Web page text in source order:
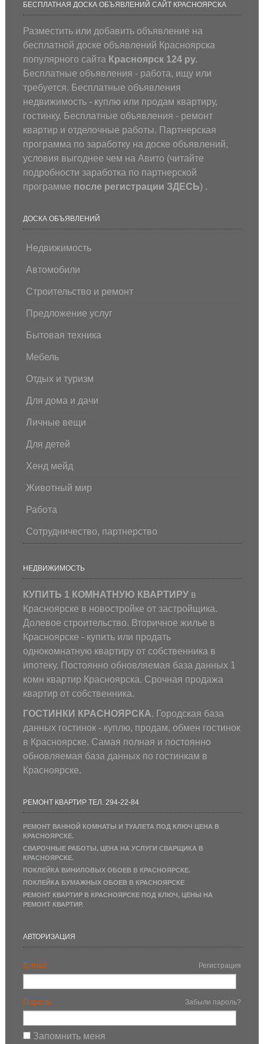
БЕСПЛАТНАЯ ДОСКА ОБЪЯВЛЕНИЙ САЙТ КРАСНОЯРСКА
Разместить или добавить объявление на
бесплатной доске объявлений Красноярска
популярного сайта Красноярск 124 ру.
Бесплатные объявления - работа, ищу или
требуется. Бесплатные объявления
недвижимость - куплю или продам квартиру,
гостинку. Бесплатные объявления - ремонт
квартир и отделочные работы. Партнерская
программа по заработку на доске объявлений,
условия выгоднее чем на Авито (читайте
подробности заработка по партнерской
программе после регистрации ЗДЕСЬ) .
ДОСКА ОБЪЯВЛЕНИЙ
Недвижимость
Автомобили
Строительство и ремонт
Предложение услуг
Бытовая техника
Мебель
Отдых и туризм
Для дома и дачи
Личные вещи
Для детей
Хенд мейд
Животный мир
Работа
Сотрудничество, партнерство
НЕДВИЖИМОСТЬ
КУПИТЬ 1 КОМНАТНУЮ КВАРТИРУв
Красноярске в новостройке от застройщика.
Долевое строительство. Вторичное жилье в
Красноярске - купить или продать
однокомнатную квартиру от собственника в
ипотеку. Постоянно обновляемая база данных 1
комн квартир Красноярска. Срочная продажа
квартир от собственника.
ГОСТИНКИ КРАСНОЯРСКА. Городская база
данных гостинок - куплю, продам, обмен гостинок
в Красноярске. Самая полная и постоянно
обновляемая база данных по гостинкам в
Красноярске.
РЕМОНТ КВАРТИР ТЕЛ. 294-22-84
РЕМОНТ ВАННОЙ КОМНАТЫ И ТУАЛЕТА ПОД КЛЮЧ ЦЕНА В
КРАСНОЯРСКЕ.
СВАРОЧНЫЕ РАБОТЫ, ЦЕНА НА УСЛУГИ СВАРЩИКА В
КРАСНОЯРСКЕ.
ПОКЛЕЙКА ВИНИЛОВЫХ ОБОЕВ В КРАСНОЯРСКЕ.
ПОКЛЕЙКА БУМАЖНЫХ ОБОЕВ В КРАСНОЯРСКЕ
РЕМОНТ КВАРТИР В КРАСНОЯРСКЕ ПОД КЛЮЧ, ЦЕНЫ НА
РЕМОНТ КВАРТИР.
АВТОРИЗАЦИЯ
E-mail: Регистрация
Пароль: Забыли пароль?
Запомнить меня